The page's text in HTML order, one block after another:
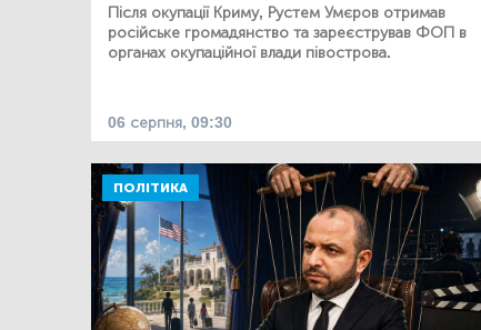
Після окупації Криму, Рустем Умєров отримав
російське громадянство та зареєстрував ФОП в
органах окупаційної влади півострова.
06 серпня, 09:30
ПОЛІТИКА